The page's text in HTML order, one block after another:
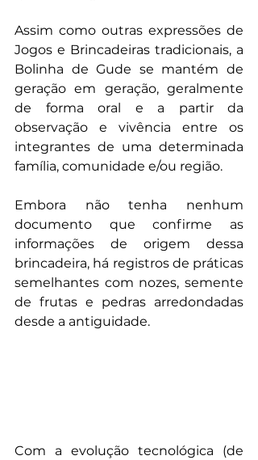
Assim como outras expressões de
Jogos e Brincadeiras tradicionais, a
Bolinha de Gude se mantém de
geração em geração, geralmente
de forma oral e a partir da
observação e vivência entre os
integrantes de uma determinada
família, comunidade e/ou região.
Embora não tenha nenhum
documento que confirme as
informações de origem dessa
brincadeira, há registros de práticas
semelhantes com nozes, semente
de frutas e pedras arredondadas
desde a antiguidade.
Com a evolução tecnológica (de